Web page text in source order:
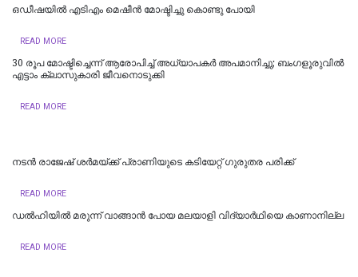
ഒഡീഷയിൽ എടിഎം മെഷീൻ മോഷ്ടിച്ചു കൊണ്ടു പോയി
READ MORE
30 രൂപ മോഷ്ടിച്ചെന്ന് ആരോപിച്ച് അധ്യാപകർ അപമാനിച്ചു; ബംഗളൂരുവിൽ
എട്ടാം ക്ലാസുകാരി ജീവനൊടുക്കി
READ MORE
നടൻ രാജേഷ് ശർമയ്ക്ക് പ്രാണിയുടെ കടിയേറ്റ് ഗുരുതര പരിക്ക്
READ MORE
ഡല്‍ഹിയില്‍ മരുന്ന് വാങ്ങാൻ പോയ മലയാളി വിദ്യാർഥിയെ കാണാനില്ല
READ MORE